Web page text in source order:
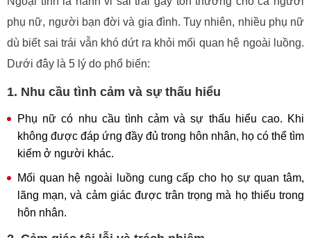
phụ nữ, người bạn đời và gia đình. Tuy nhiên, nhiều phụ nữ
dù biết sai trái vẫn khó dứt ra khỏi mối quan hệ ngoài luồng.
Dưới đây là 5 lý do phổ biến:
1. Nhu cầu tình cảm và sự thấu hiểu
Phụ nữ có nhu cầu tình cảm và sự thấu hiểu cao. Khi
không được đáp ứng đầy đủ trong hôn nhân, họ có thể tìm
kiếm ở người khác.
Mối quan hệ ngoài luồng cung cấp cho họ sự quan tâm,
lãng mạn, và cảm giác được trân trọng mà họ thiếu trong
hôn nhân.